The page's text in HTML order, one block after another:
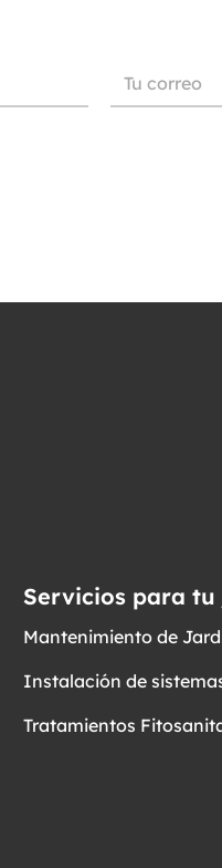
Servicios para tu
Mantenimiento de
Instalación de
Tratamientos